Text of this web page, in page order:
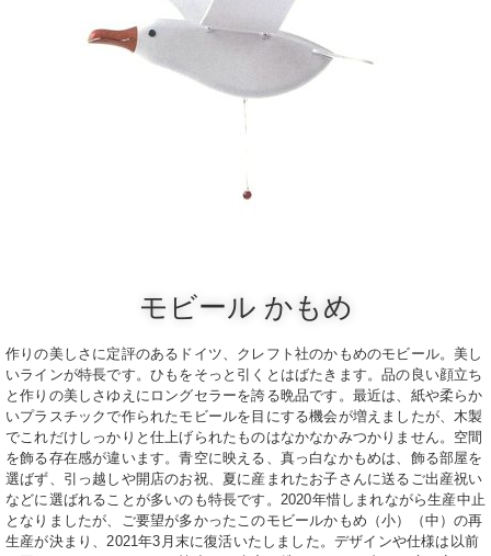
モビール かもめ
作りの美しさに定評のあるドイツ、クレフト社のかもめのモビール。美し
いラインが特長です。ひもをそっと引くとはばたきます。品の良い顔立ち
と作りの美しさゆえにロングセラーを誇る晩品です。最近は、紙や柔らか
いプラスチックで作られたモビールを目にする機会が増えましたが、木製
でこれだけしっかりと仕上げられたものはなかなかみつかりません。空間
を飾る存在感が違います。青空に映える、真っ白なかもめは、飾る部屋を
選ばず、引っ越しや開店のお祝、夏に産まれたお子さんに送るご出産祝い
などに選ばれることが多いのも特長です。2020年惜しまれながら生産中止
となりましたが、ご要望が多かったこのモビールかもめ（小）（中）の再
生産が決まり、2021年3月末に復活いたしました。デザインや仕様は以前